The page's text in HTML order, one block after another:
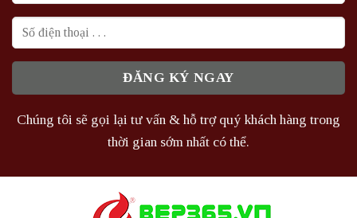
Chúng tôi sẽ gọi lại tư vấn & hỗ trợ quý khách hàng trong
thời gian sớm nhất có thể.